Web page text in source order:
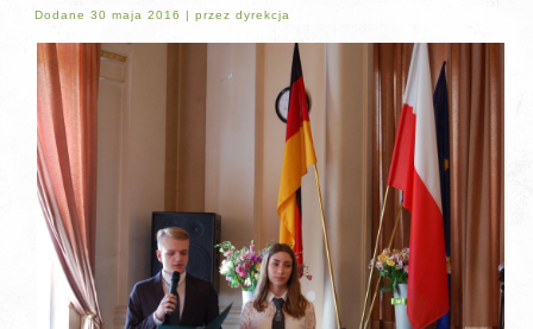
Dodane 30 maja 2016 |przez dyrekcja